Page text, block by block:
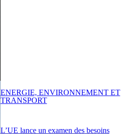
L’UE lance un examen des besoins
ENERGIE, ENVIRONNEMENT ET
TRANSPORT